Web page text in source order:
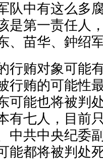
队中有这么多
是第一责任人
、苗华、鈡绍军
行贿对象可能
行贿的可能性
可能也将被判
有七人，目前
中共中央纪委
能都将被判处